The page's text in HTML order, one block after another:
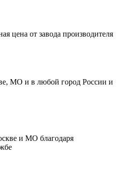
цена от завода производителя
МО и в любой город России и
и МО благодаря